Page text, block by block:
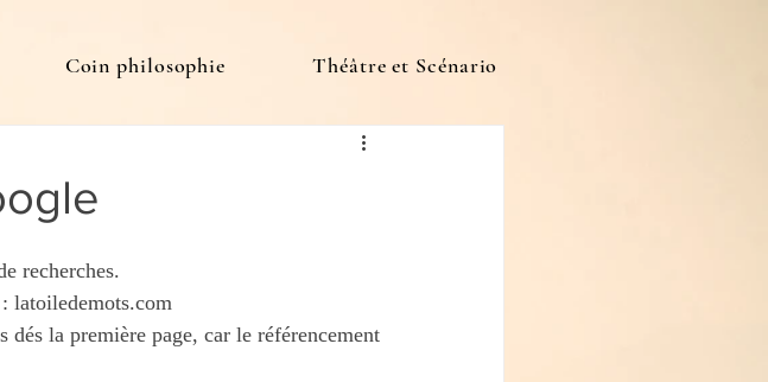
recherches.
latoiledemots.com
dés la première page, car le référencement
Coin philosophie Théâtre et Scénario